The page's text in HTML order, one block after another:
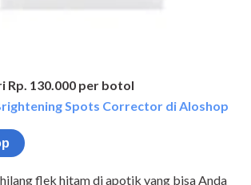
Rp. 130.000 per botol
Spots Corrector di Aloshop
flek hitam di apotik yang bisa Anda